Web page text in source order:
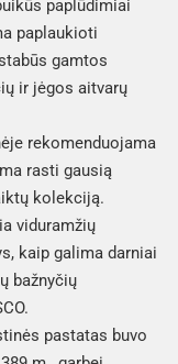
paplūdimiai
paplaukioti
gamtos
ir jėgos aitvarų
rekomenduojama
rasti gausią
kolekciją.
viduramžių
kaip galima darniai
bažnyčių
pastatas buvo